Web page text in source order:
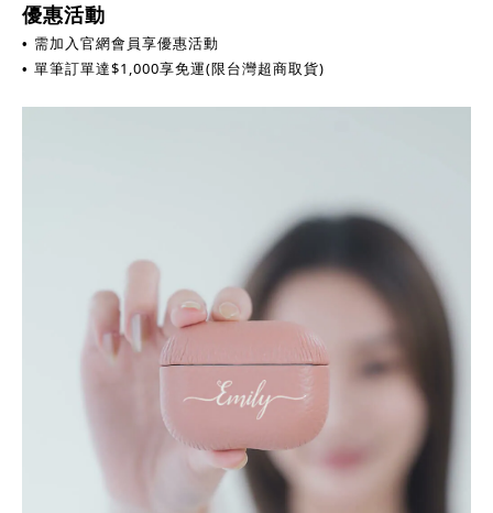
優惠活動
• 需加入官網會員享優惠活動
• 單筆訂單達$1,000享免運(限台灣超商取貨)